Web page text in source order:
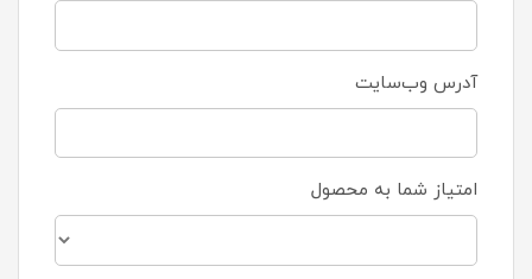
آدرس وب‌سایت
امتیاز شما به محصول